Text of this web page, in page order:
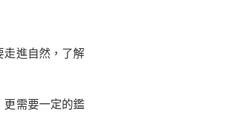
進自然，了解
需要一定的鑑